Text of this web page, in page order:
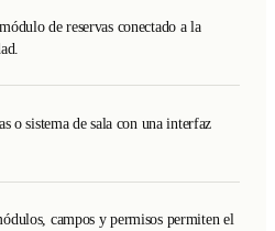
de reservas conectado a la
o sistema de sala con una interfaz
campos y permisos permiten el